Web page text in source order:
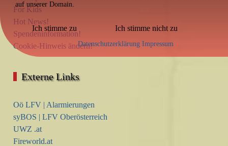
For Kids
Hot News!
Spendeninformation!
Cookie-Hinweis ändern!
Externe Links
Oö LFV | Alarmierungen
syBOS | LFV Oberösterreich
UWZ .at
Fireworld.at
auf unserer Domain.
Ich stimme zu Ich stimme nicht zu
Datenschutzerklärung Impressum